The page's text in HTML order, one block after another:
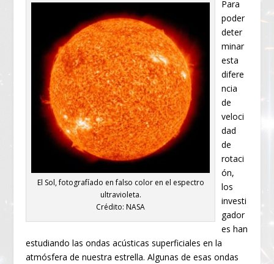
El Sol, fotografíado en falso color en el espectro
ultravioleta.
Crédito: NASA
Para
poder
deter
minar
esta
difere
ncia
de
veloci
dad
de
rotaci
ón,
los
investi
gador
es han
estudiando las ondas acústicas superficiales en la
atmósfera de nuestra estrella. Algunas de esas ondas